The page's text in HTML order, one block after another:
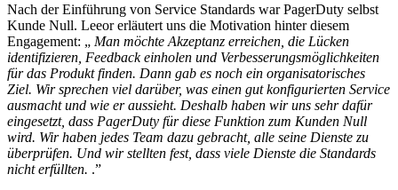
Nach der Einführung von Service Standards war PagerDuty selbst
Kunde Null. Leeor erläutert uns die Motivation hinter diesem
Engagement: „ Man möchte Akzeptanz erreichen, die Lücken
identifizieren, Feedback einholen und Verbesserungsmöglichkeiten
für das Produkt finden. Dann gab es noch ein organisatorisches
Ziel. Wir sprechen viel darüber, was einen gut konfigurierten Service
ausmacht und wie er aussieht. Deshalb haben wir uns sehr dafür
eingesetzt, dass PagerDuty für diese Funktion zum Kunden Null
wird. Wir haben jedes Team dazu gebracht, alle seine Dienste zu
überprüfen. Und wir stellten fest, dass viele Dienste die Standards
nicht erfüllten. .”